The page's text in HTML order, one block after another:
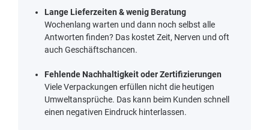
Lange Lieferzeiten & wenig Beratung
Wochenlang warten und dann noch selbst alle
Antworten finden? Das kostet Zeit, Nerven und oft
auch Geschäftschancen.
Fehlende Nachhaltigkeit oder Zertifizierungen
Viele Verpackungen erfüllen nicht die heutigen
Umweltansprüche. Das kann beim Kunden schnell
einen negativen Eindruck hinterlassen.